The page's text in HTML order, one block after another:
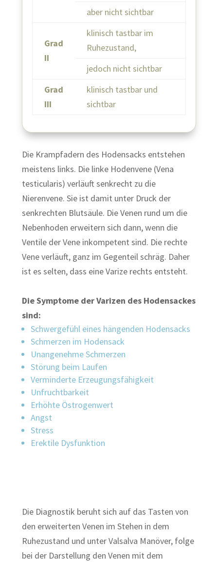
aber nicht sichtbar
Grad
II
klinisch tastbar im
Ruhezustand,
jedoch nicht sichtbar
Grad
III
klinisch tastbar und
sichtbar
Die Krampfadern des Hodensacks entstehen
meistens links. Die linke Hodenvene (Vena
testicularis) verläuft senkrecht zu die
Nierenvene. Sie ist damit unter Druck der
senkrechten Blutsäule. Die Venen rund um die
Nebenhoden erweitern sich dann, wenn die
Ventile der Vene inkompetent sind. Die rechte
Vene verläuft, ganz im Gegenteil schräg. Daher
ist es selten, dass eine Varize rechts entsteht.
Die Symptome der Varizen des Hodensackes
sind:
Schwergefühl eines hängenden Hodensacks
Schmerzen im Hodensack
Unangenehme Schmerzen
Störung beim Laufen
Verminderte Erzeugungsfähigkeit
Unfruchtbarkeit
Erhöhte Östrogenwert
Angst
Stress
Erektile Dysfunktion
Die Diagnostik beruht sich auf das Tasten von
den erweiterten Venen im Stehen in dem
Ruhezustand und unterValsalva Manöver, folge
bei der Darstellung den Venen mit dem